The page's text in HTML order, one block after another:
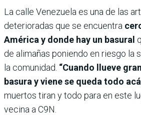
La calle Venezuela es una de las
deterioradas que se encuentra
América y donde hay un basural
de alimañas poniendo en riesgo la
la comunidad. “Cuando llueve
basura y viene se queda todo
muertos tiran y todo para en este
vecina a C9N.